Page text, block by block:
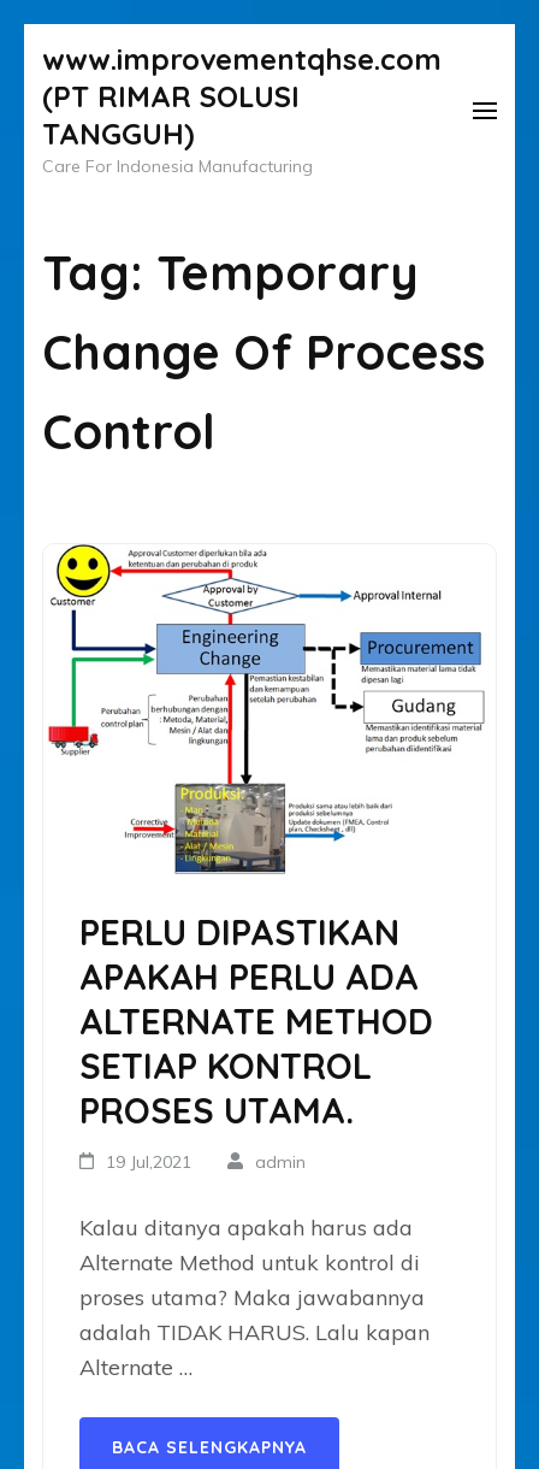
ke
konten
(Tekan
Enter)
www.improvementqhse.com
(PT RIMAR SOLUSI
TANGGUH)
Care For Indonesia Manufacturing
Tag: Temporary
Change Of Process
Control
PERLU DIPASTIKAN
APAKAH PERLU ADA
ALTERNATE METHOD
SETIAP KONTROL
PROSES UTAMA.
19 Jul,2021 admin
Kalau ditanya apakah harus ada
Alternate Method untuk kontrol di
proses utama? Maka jawabannya
adalah TIDAK HARUS. Lalu kapan
Alternate …
BACA SELENGKAPNYA